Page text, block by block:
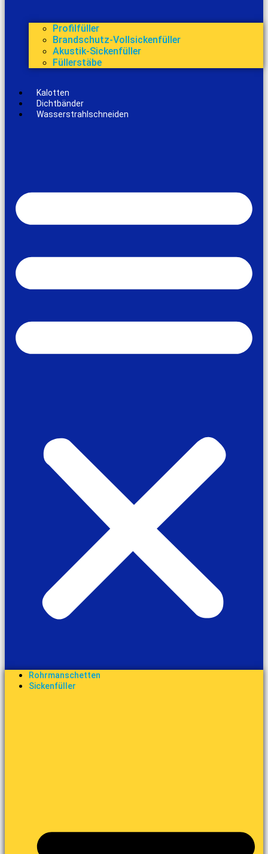
Profilfüller
Brandschutz-Vollsickenfüller
Akustik-Sickenfüller
Füllerstäbe
Kalotten
Dichtbänder
Wasserstrahlschneiden
Rohrmanschetten
Sickenfüller